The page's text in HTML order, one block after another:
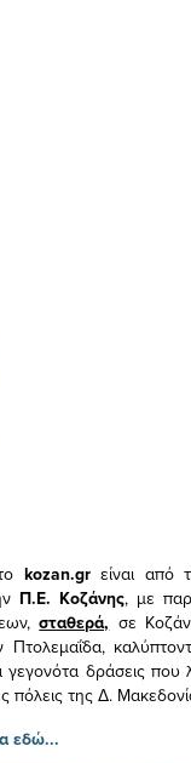
kozan.gr είναι από
Π.Ε. Κοζάνης, με
σταθερά, σε
Πτολεμαΐδα,
δράσεις που
πόλεις της Δ.
εδώ...